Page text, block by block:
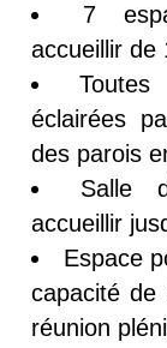
7
accueillir de
éclairées
des parois
Salle
accueillir
Espace
capacité
réunion